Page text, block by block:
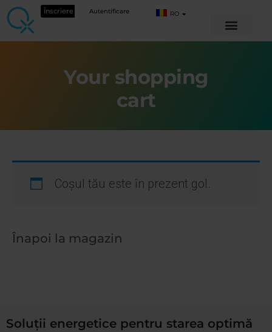
Înscriere Autentificare RO
Your shopping
cart
Coșul tău este în prezent gol.
Înapoi la magazin
Soluții energetice pentru starea optimă